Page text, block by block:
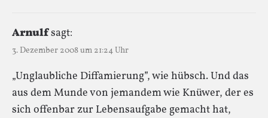
Arnulfsagt:
3. Dezember 2008 um 21:24 Uhr
„Unglaubliche Diffamierung”, wie hübsch. Und das
aus dem Munde von jemandem wie Knüwer, der es
sich offenbar zur Lebensaufgabe gemacht hat,